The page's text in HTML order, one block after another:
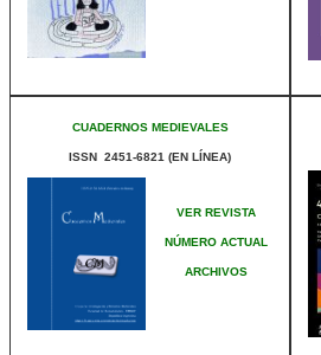
CUADERNOS MEDIEVALES
ISSN 2451-6821 (EN LÍNEA)
VER REVISTA
NÚMERO ACTUAL
ARCHIVOS